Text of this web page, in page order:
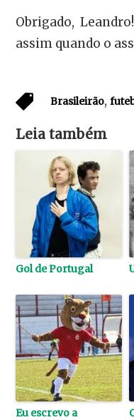
Obrigado,
assim quando o
Brasileirão,
Leia também
Gol de Portugal
Eu escrevo a